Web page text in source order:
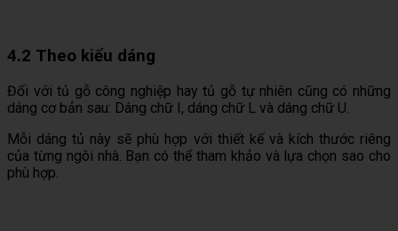
4.2 Theo kiểu dáng
Đối với tủ gỗ công nghiệp hay tủ gỗ tự nhiên cũng có những
dáng cơ bản sau: Dáng chữ I, dáng chữ L và dáng chữ U.
Mỗi dáng tủ này sẽ phù hợp với thiết kế và kích thước riêng
của từng ngôi nhà. Bạn có thể tham khảo và lựa chọn sao cho
phù hợp.